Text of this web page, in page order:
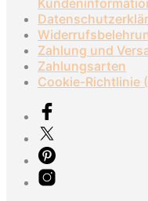
Zahlung und
Zahlungsarten
Cookie-Richtlinie